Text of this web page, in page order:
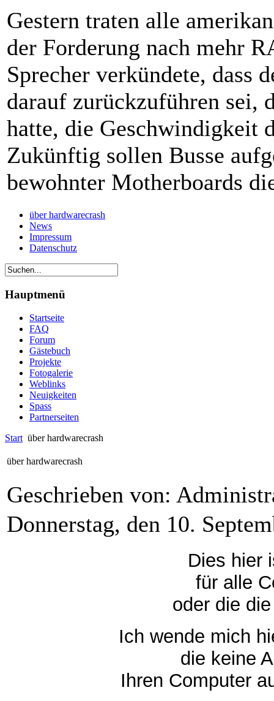
Gestern traten alle
der Forderung nach mehr
Sprecher verkündete, dass
darauf zurückzuführen sei,
hatte, die Geschwindigkeit
Zukünftig sollen Busse
bewohnter Motherboards
über hardwarecrash
News
Impressum
Datenschutz
Hauptmenü
Startseite
FAQ
Forum
Gästebuch
Projekte
Fotogalerie
Weblinks
Neuigkeiten
Spass
Partnerseiten
Start über hardwarecrash
über hardwarecrash
Geschrieben von:
Donnerstag, den 10.
Dies hier
für alle
oder die
Ich wende mich
die keine
Ihren Computer